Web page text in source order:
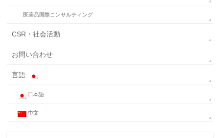
医薬品国際コンサルティング
CSR・社会活動
お問い合わせ
言語:
日本語
中文